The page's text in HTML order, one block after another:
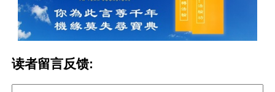
读者留言反馈: